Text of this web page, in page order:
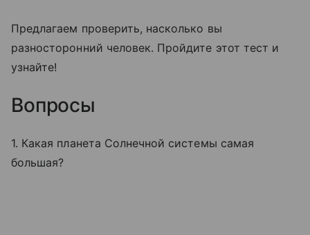
Предлагаем проверить, насколько вы
разносторонний человек. Пройдите этот тест и
узнайте!
Вопросы
1. Какая планета Солнечной системы самая
большая?